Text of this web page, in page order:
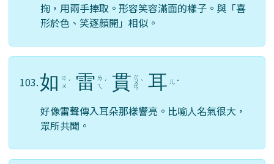
掬，用兩手捧取。形容笑容滿面的樣子。與「喜
形於色、笑逐顏開」相似。
103.如 ㄖ
ㄨ ˊ 雷 ㄌ
ㄟ
ˊ 貫 ㄍ
ㄨ
ㄢ
ˋ 耳 ㄦ ˇ
好像雷聲傳入耳朵那樣響亮。比喻人名氣很大，
眾所共聞。